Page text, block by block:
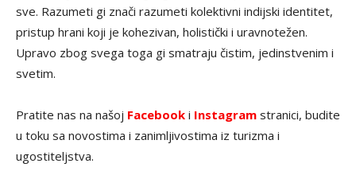
sve. Razumeti gi znači razumeti kolektivni indijski identitet,
pristup hrani koji je kohezivan, holistički i uravnotežen.
Upravo zbog svega toga gi smatraju čistim, jedinstvenim i
svetim.
Pratite nas na našoj Facebook i Instagram stranici, budite
u toku sa novostima i zanimljivostima iz turizma i
ugostiteljstva.